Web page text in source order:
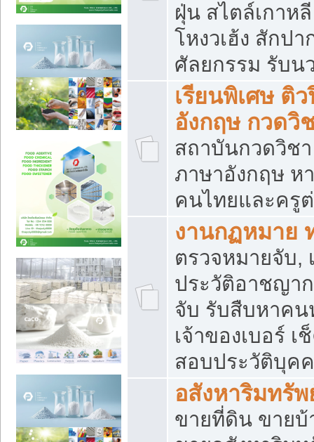
ฝุ่น สไตล์เกาห
โหงวเฮ้ง สักป
ศัลยกรรม รับน
เรียนพิเศษ ติ
อังกฤษ กวดวิ
สถาบันกวดวิช
ภาษาอังกฤษ ห
คนไทยและครู
งานกฏหมาย
ตรวจหมายจับ,
ประวัติอาชญา
จับ รับสืบหาคน
เจ้าของเบอร์
สอบประวัติบุค
อสังหาริมทรัพ
ขายที่ดิน ขายบ้